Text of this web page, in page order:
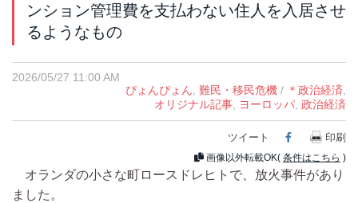
ンション管理費を支払わない住人を入居させ
るようなもの
2026/05/27 11:00 AM
ぴょんぴょん 難民・移民危機 / ＊政治経済
オリジナル記事
ヨーロッパ 政治経済
ツイート Facebook
印刷
画像以外転載OK( 条件はこちら )
オランダの小さな町ロースドレヒトで、放火事件があり
ました。